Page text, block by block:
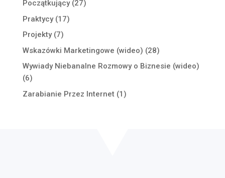
Początkujący(27)
Praktycy(17)
Projekty(7)
Wskazówki Marketingowe (wideo) (28)
Wywiady Niebanalne Rozmowy o Biznesie (wideo)
(6)
Zarabianie Przez Internet(1)